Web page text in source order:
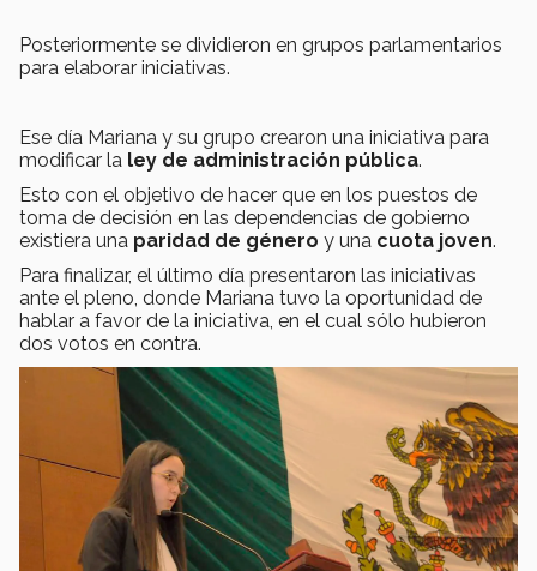
Posteriormente se dividieron en grupos parlamentarios
para elaborar iniciativas.
Ese día Mariana y su grupo crearon una iniciativa para
modificar la ley de administración pública.
Esto con el objetivo de hacer que en los puestos de
toma de decisión en las dependencias de gobierno
existiera una paridad de género y una cuota joven.
Para finalizar, el último día presentaron las iniciativas
ante el pleno, donde Mariana tuvo la oportunidad de
hablar a favor de la iniciativa, en el cual sólo hubieron
dos votos en contra.